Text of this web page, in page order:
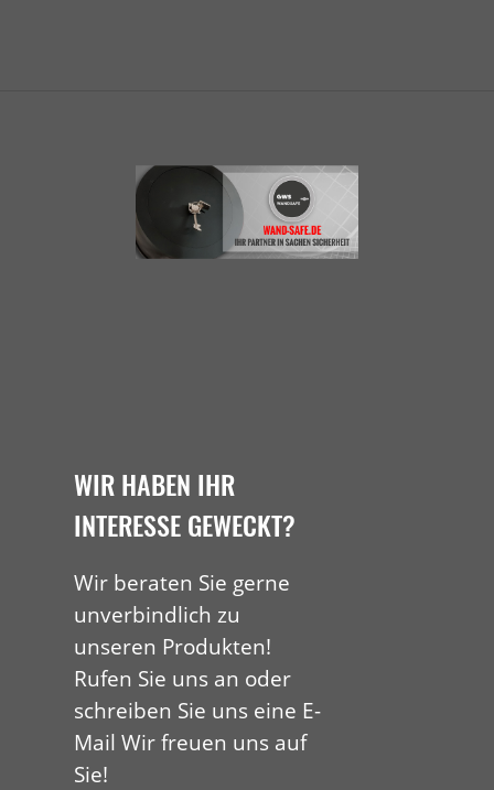
WIR HABEN IHR
INTERESSE GEWECKT?
Wir beraten Sie gerne
unverbindlich zu
unseren Produkten!
Rufen Sie uns an oder
schreiben Sie uns eine E-
Mail Wir freuen uns auf
Sie!